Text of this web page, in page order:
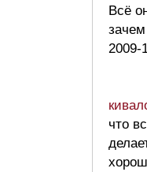
Всё
2009-
что